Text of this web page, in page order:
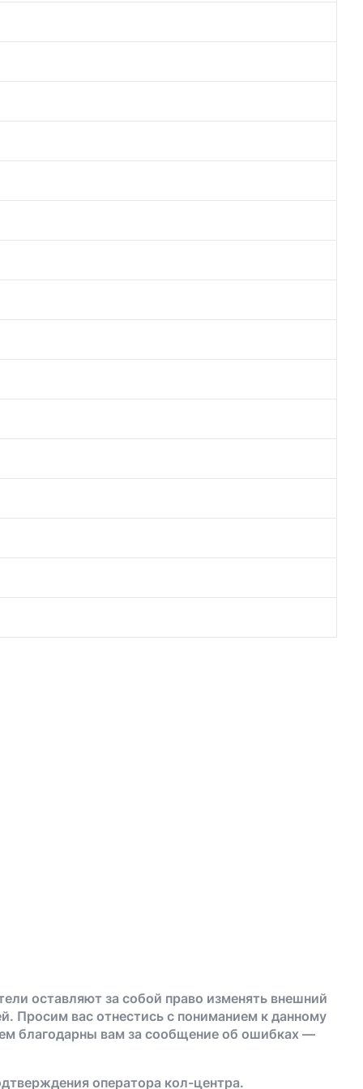
оставляют за собой право изменять внешний
Просим вас отнестись с пониманием к данному
благодарны вам за сообщение об ошибках —
оператора кол-центра.